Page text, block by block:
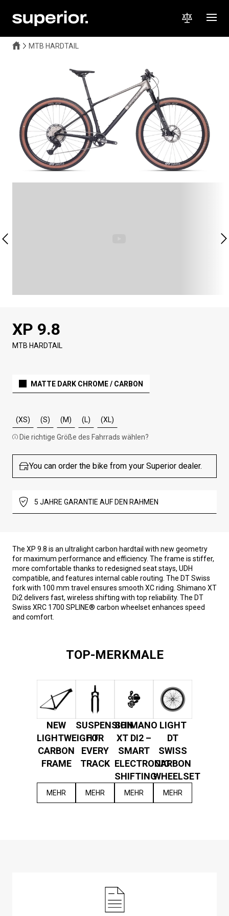
MTB HARDTAIL
XP 9.8
MTB HARDTAIL
MATTE DARK CHROME / CARBON
(XS) (S) (M) (L) (XL)
Die richtige Größe des Fahrrads wählen?
You can order the bike from your Superior dealer.
5 JAHRE GARANTIE AUF DEN RAHMEN
The XP 9.8 is an ultralight carbon hardtail with new geometry
for maximum performance and efficiency. The frame is stiffer,
more comfortable thanks to redesigned seat stays, UDH
compatible, and features internal cable routing. The DT Swiss
fork with 100 mm travel ensures smooth XC riding. Shimano XT
Di2 delivers fast, wireless shifting with top reliability. The DT
Swiss XRC 1700 SPLINE® carbon wheelset enhances speed
and comfort.
TOP-MERKMALE
NEW
LIGHTWEIGHT
CARBON
FRAME
MEHR
SUSPENSION
FOR
EVERY
TRACK
MEHR
SHIMANO
XT DI2 –
SMART
ELECTRONIC
SHIFTING
MEHR
LIGHT
DT
SWISS
CARBON
WHEELSET
MEHR